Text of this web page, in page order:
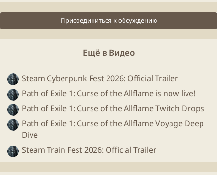
Присоединиться к обсуждению
Ещё в Видео
Steam Cyberpunk Fest 2026: Official Trailer
Path of Exile 1: Curse of the Allflame is now live!
Path of Exile 1: Curse of the Allflame Twitch Drops
Path of Exile 1: Curse of the Allflame Voyage Deep
Dive
Steam Train Fest 2026: Official Trailer